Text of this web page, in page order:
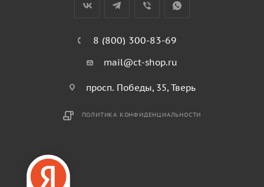
8 (800) 300-83-69
mail@ct-shop.ru
просп. Победы, 35, Тверь
ПОЛИТИКА КОНФИДЕНЦИАЛЬНОСТИ